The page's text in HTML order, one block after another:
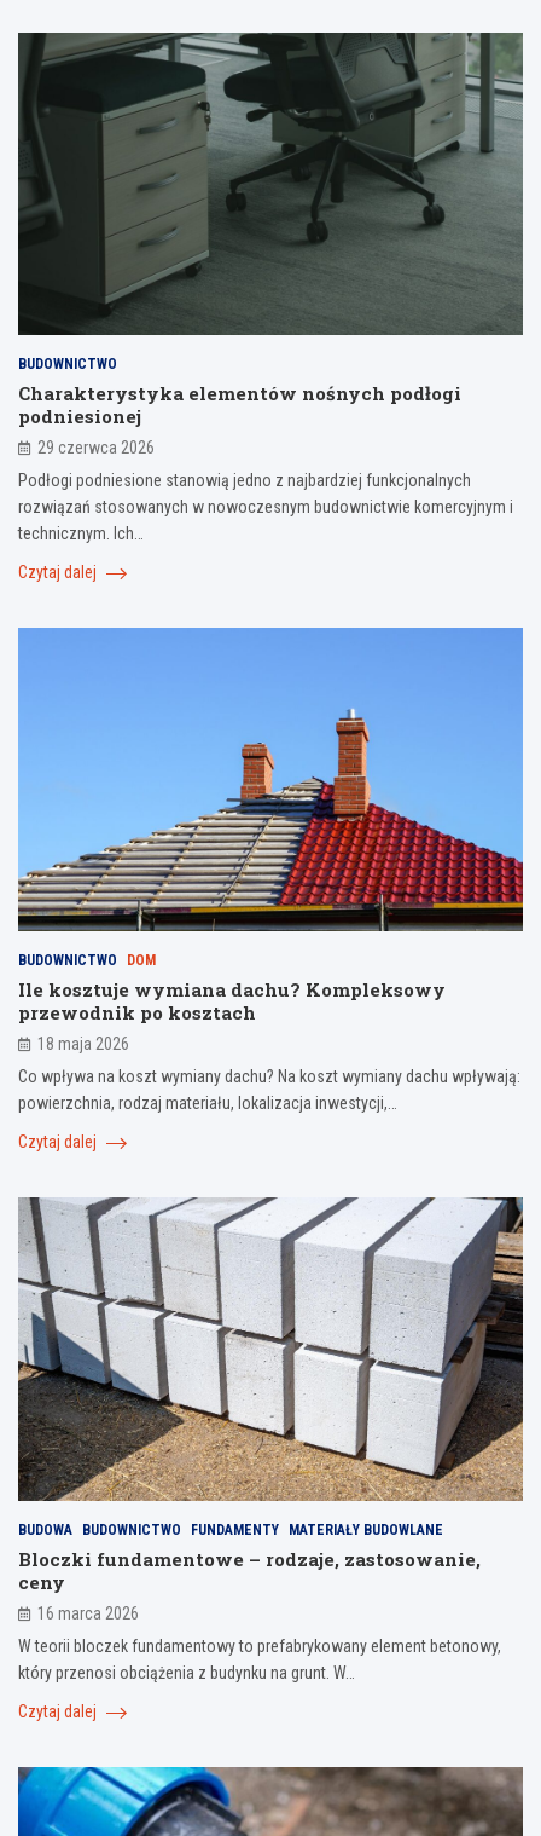
BUDOWNICTWO
Charakterystyka elementów nośnych podłogi
podniesionej
29 czerwca 2026
Podłogi podniesione stanowią jedno z najbardziej funkcjonalnych
rozwiązań stosowanych w nowoczesnym budownictwie komercyjnym i
technicznym. Ich…
Czytaj dalej
BUDOWNICTWO DOM
Ile kosztuje wymiana dachu? Kompleksowy
przewodnik po kosztach
18 maja 2026
Co wpływa na koszt wymiany dachu? Na koszt wymiany dachu wpływają:
powierzchnia, rodzaj materiału, lokalizacja inwestycji,…
Czytaj dalej
BUDOWA BUDOWNICTWO FUNDAMENTY MATERIAŁY BUDOWLANE
Bloczki fundamentowe – rodzaje, zastosowanie,
ceny
16 marca 2026
W teorii bloczek fundamentowy to prefabrykowany element betonowy,
który przenosi obciążenia z budynku na grunt. W…
Czytaj dalej